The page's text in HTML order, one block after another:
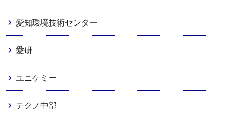
愛知環境技術センター
愛研
ユニケミー
テクノ中部